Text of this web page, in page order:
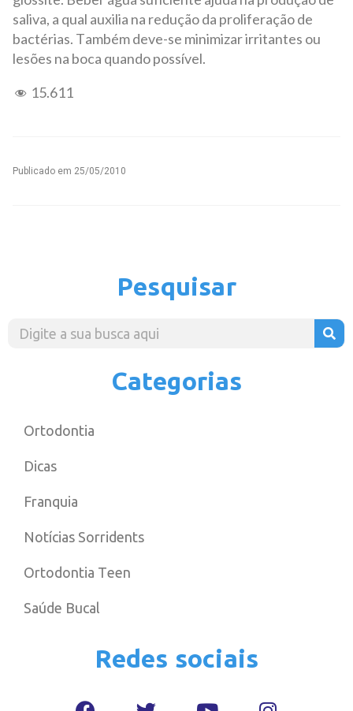
saliva, a qual auxilia na redução da proliferação de
bactérias. Também deve-se minimizar irritantes ou
lesões na boca quando possível.
15.611
Publicado em 25/05/2010
Pesquisar
Categorias
Ortodontia
Dicas
Franquia
Notícias Sorridents
Ortodontia Teen
Saúde Bucal
Redes sociais